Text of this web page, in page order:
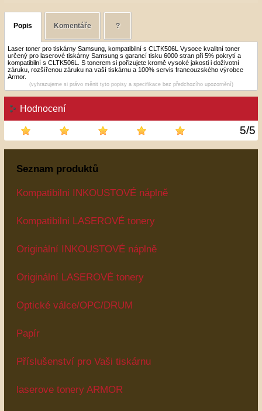
Hodnocení
5/5
Popis Komentáře ?
Laser toner pro tiskárny Samsung, kompatibilní s CLTK506L Vysoce kvalitní toner
určený pro laserové tiskárny Samsung s garancí tisku 6000 stran při 5% pokrytí a
kompatibilní s CLTK506L. S tonerem si pořizujete kromě vysoké jakosti i doživotní
záruku, rozšířenou záruku na vaší tiskárnu a 100% servis francouzského výrobce
Armor.
(vyhrazujeme si právo měnit tyto popisy a specifikace bez předchozího upozornění)
Seznam produktů
Kompatibilni INKOUSTOVÉ náplně
Kompatibilni LASEROVÉ tonery
Originální INKOUSTOVÉ náplně
Originální LASEROVÉ tonery
Optické válce/OPC/DRUM
Papír
Příslušenství pro Vaši tiskárnu
laserove tonery ARMOR